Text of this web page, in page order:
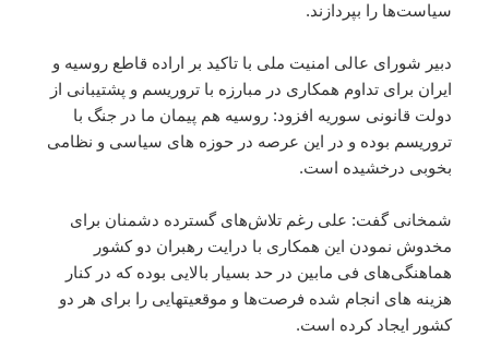
سیاست‌ها را بپردازند.
دبیر شورای عالی امنیت ملی با تاکید بر اراده قاطع روسیه و
ایران برای تداوم همکاری در مبارزه با تروریسم و پشتیبانی از
دولت قانونی سوریه افزود: روسیه هم پیمان ما در جنگ با
تروریسم بوده و در این عرصه در حوزه های سیاسی و نظامی
بخوبی درخشیده است.
شمخانی گفت: علی رغم تلاش‌های گسترده دشمنان برای
مخدوش نمودن این همکاری با درایت رهبران دو کشور
هماهنگی‌های فی مابین در حد بسیار بالایی بوده که در کنار
هزینه های انجام شده فرصت‌ها و موقعیتهایی را برای هر دو
کشور ایجاد کرده است.